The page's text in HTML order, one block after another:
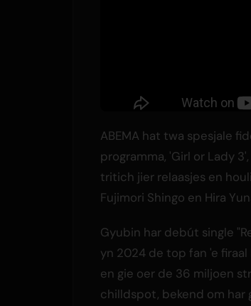
ABEMA hat twa spesjale
programma, 'Girl or Lady
tritich jier relaasjes en
Fujimori Shingo en Hira
Gyubin har debút single
yn 2024 de top fan 'e firaal
en gie oer de 36 miljoen
chilldspot, bekend om har